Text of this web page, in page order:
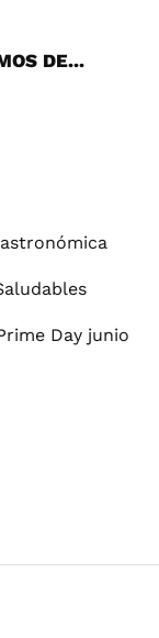
DE...
Day junio